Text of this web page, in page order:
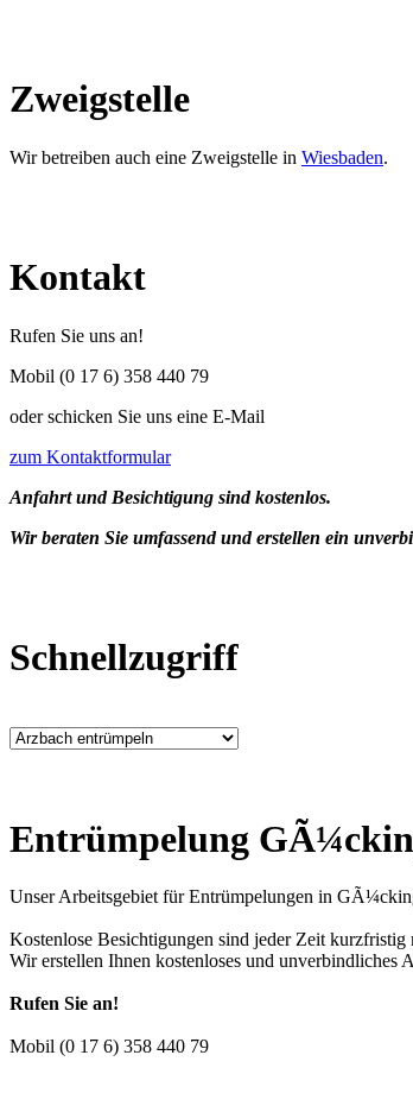
Zweigstelle
Wir betreiben auch eine Zweigstelle in Wiesbaden.
Kontakt
Rufen Sie uns an!
Mobil (0 17 6) 358 440 79
oder schicken Sie uns eine E-Mail
zum Kontaktformular
Anfahrt und Besichtigung sind kostenlos.
Wir beraten Sie umfassend und erstellen ein
Schnellzugriff
Entrümpelung
Unser Arbeitsgebiet für Entrümpelungen in
Kostenlose Besichtigungen sind jeder Zeit kurzfristig
Wir erstellen Ihnen kostenloses und unverbindliches
Rufen Sie an!
Mobil (0 17 6) 358 440 79